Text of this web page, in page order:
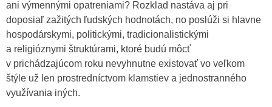
ani výmennými opatreniami? Rozklad nastáva aj pri
doposiaľ zažitých ľudských hodnotách, no poslúži si hlavne
hospodárskymi, politickými, tradicionalistickými
a religióznymi štruktúrami, ktoré budú môcť
v prichádzajúcom roku nevyhnutne existovať vo veľkom
štýle už len prostredníctvom klamstiev a jednostranného
využívania iných.